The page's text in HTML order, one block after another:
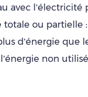
avec l’électricité
ou partielle :
d’énergie que
non